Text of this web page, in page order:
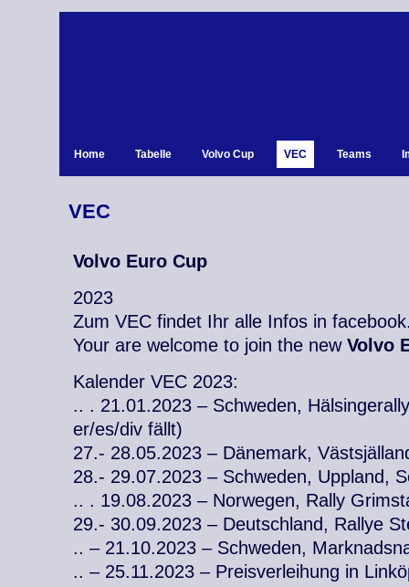
Home Tabelle Volvo Cup VEC Teams
VEC
Volvo Euro Cup
2023
Zum VEC findet Ihr alle Infos in
Your are welcome to join the new Volvo
Kalender VEC 2023:
.. . 21.01.2023 – Schweden,
er/es/div fällt)
27.- 28.05.2023 – Dänemark,
28.- 29.07.2023 – Schweden, Uppland,
.. . 19.08.2023 – Norwegen, Rally
29.- 30.09.2023 – Deutschland, Rallye
.. – 21.10.2023 – Schweden,
.. – 25.11.2023 – Preisverleihung in